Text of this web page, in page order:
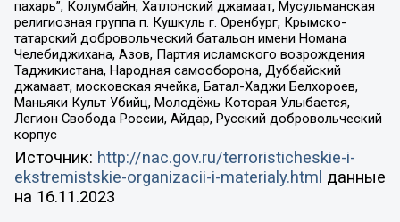
пахарь”, Колумбайн, Хатлонский джамаат, Мусульманская
религиозная группа п. Кушкуль г. Оренбург, Крымско-
татарский добровольческий батальон имени Номана
Челебиджихана, Азов, Партия исламского возрождения
Таджикистана, Народная самооборона, Дуббайский
джамаат, московская ячейка, Батал-Хаджи Белхороев,
Маньяки Культ Убийц, Молодёжь Которая Улыбается,
Легион Свобода России, Айдар, Русский добровольческий
корпус
Источник: http://nac.gov.ru/terroristicheskie-i-
ekstremistskie-organizacii-i-materialy.html данные
на 16.11.2023